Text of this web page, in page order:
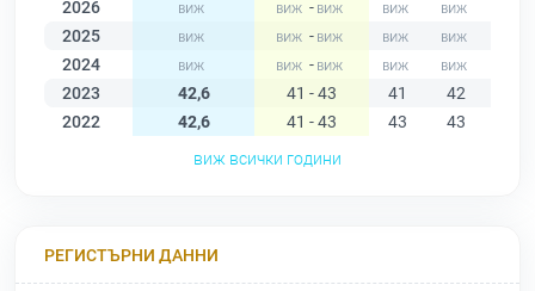
2026
-
2025
-
2024
-
2023
42,6 41 - 43 41 42
2022
42,6 41 - 43 43 43
виж всички години
РЕГИСТЪРНИ ДАННИ